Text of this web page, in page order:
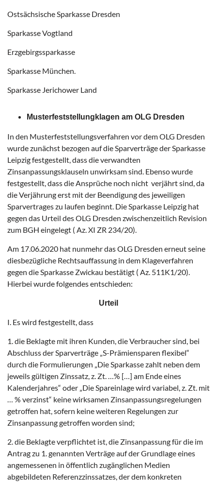
Ostsächsische Sparkasse Dresden
Sparkasse Vogtland
Erzgebirgssparkasse
Sparkasse München.
Sparkasse Jerichower Land
Musterfeststellungklagen am OLG Dresden
In den Musterfeststellungsverfahren vor dem OLG Dresden
wurde zunächst bezogen auf die Sparverträge der Sparkasse
Leipzig festgestellt, dass die verwandten
Zinsanpassungsklauseln unwirksam sind. Ebenso wurde
festgestellt, dass die Ansprüche noch nicht verjährt sind, da
die Verjährung erst mit der Beendigung des jeweiligen
Sparvertrages zu laufen beginnt. Die Sparkasse Leipzig hat
gegen das Urteil des OLG Dresden zwischenzeitlich Revision
zum BGH eingelegt ( Az. XI ZR 234/20).
Am 17.06.2020 hat nunmehr das OLG Dresden erneut seine
diesbezügliche Rechtsauffassung in dem Klageverfahren
gegen die Sparkasse Zwickau bestätigt ( Az. 511K1/20).
Hierbei wurde folgendes entschieden:
Urteil
I. Es wird festgestellt, dass
1. die Beklagte mit ihren Kunden, die Verbraucher sind, bei
Abschluss der Sparverträge „S-Prämiensparen flexibel“
durch die Formulierungen „Die Sparkasse zahlt neben dem
jeweils gültigen Zinssatz, z. Zt. …% […] am Ende eines
Kalenderjahres“ oder „Die Spareinlage wird variabel, z. Zt. mit
… % verzinst“ keine wirksamen Zinsanpassungsregelungen
getroffen hat, sofern keine weiteren Regelungen zur
Zinsanpassung getroffen worden sind;
2. die Beklagte verpflichtet ist, die Zinsanpassung für die im
Antrag zu 1. genannten Verträge auf der Grundlage eines
angemessenen in öffentlich zugänglichen Medien
abgebildeten Referenzzinssatzes, der dem konkreten